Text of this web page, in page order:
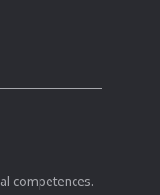
competences.